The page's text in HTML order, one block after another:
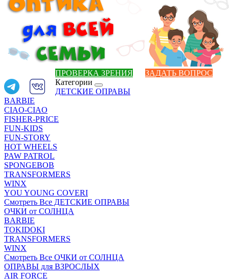
ПРОВЕРКА ЗРЕНИЯ
ЗАДАТЬ ВОПРОС
Категории
ДЕТСКИЕ ОПРАВЫ
BARBIE
CIAO-CIAO
FISHER-PRICE
FUN-KIDS
FUN-STORY
HOT WHEELS
PAW PATROL
SPONGEBOB
TRANSFORMERS
WINX
YOU YOUNG COVERI
Смотреть Все ДЕТСКИЕ ОПРАВЫ
ОЧКИ от СОЛНЦА
BARBIE
TOKIDOKI
TRANSFORMERS
WINX
Смотреть Все ОЧКИ от СОЛНЦА
ОПРАВЫ для ВЗРОСЛЫХ
AIR FORCE